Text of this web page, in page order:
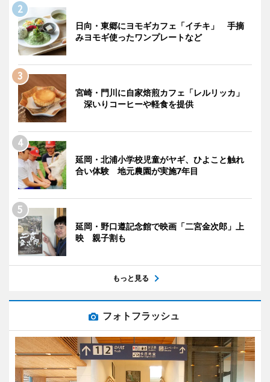
日向・東郷にヨモギカフェ「イチキ」 手摘
みヨモギ使ったワンプレートなど
宮崎・門川に自家焙煎カフェ「レルリッカ」
深いりコーヒーや軽食を提供
延岡・北浦小学校児童がヤギ、ひよこと触れ
合い体験 地元農園が実施7年目
延岡・野口遵記念館で映画「二宮金次郎」上
映 親子割も
もっと見る
フォトフラッシュ